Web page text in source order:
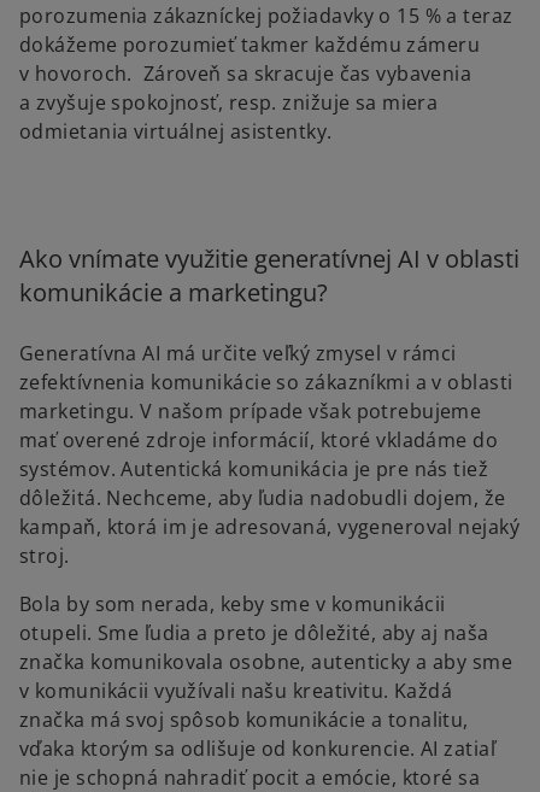
porozumenia zákazníckej požiadavky o 15 % a teraz
dokážeme porozumieť takmer každému zámeru
v hovoroch. Zároveň sa skracuje čas vybavenia
a zvyšuje spokojnosť, resp. znižuje sa miera
odmietania virtuálnej asistentky.
Ako vnímate využitie generatívnej AI v oblasti
komunikácie a marketingu?
Generatívna AI má určite veľký zmysel v rámci
zefektívnenia komunikácie so zákazníkmi a v oblasti
marketingu. V našom prípade však potrebujeme
mať overené zdroje informácií, ktoré vkladáme do
systémov. Autentická komunikácia je pre nás tiež
dôležitá. Nechceme, aby ľudia nadobudli dojem, že
kampaň, ktorá im je adresovaná, vygeneroval nejaký
stroj.
Bola by som nerada, keby sme v komunikácii
otupeli. Sme ľudia a preto je dôležité, aby aj naša
značka komunikovala osobne, autenticky a aby sme
v komunikácii využívali našu kreativitu. Každá
značka má svoj spôsob komunikácie a tonalitu,
vďaka ktorým sa odlišuje od konkurencie. AI zatiaľ
nie je schopná nahradiť pocit a emócie, ktoré sa